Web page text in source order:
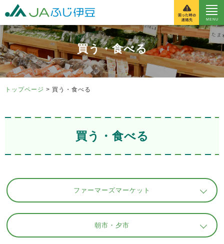
富士伊豆農業協同
買う・食べる
トップページ > 買う・食べる
買う・食べる
ファーマーズマーケット
朝市・夕市